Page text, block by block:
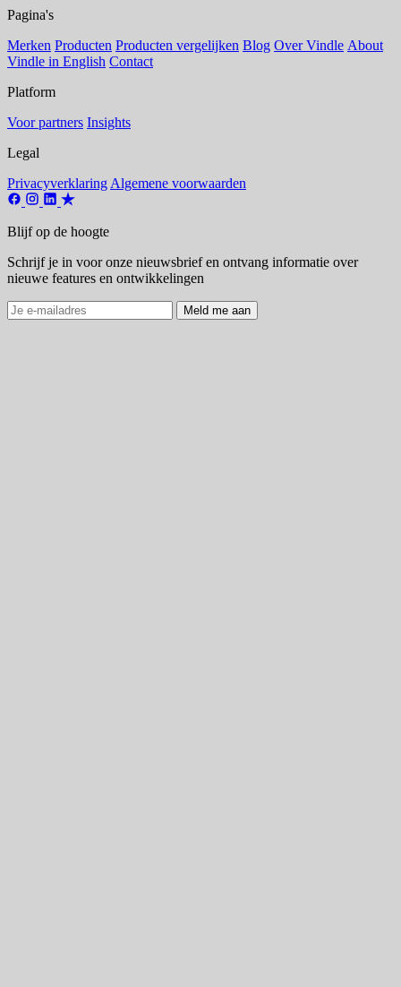
Pagina's
Merken Producten Producten vergelijken Blog Over Vindle About
Vindle in English Contact
Platform
Voor partners Insights
Legal
Privacyverklaring Algemene voorwaarden
Blijf op de hoogte
Schrijf je in voor onze nieuwsbrief en ontvang informatie over
nieuwe features en ontwikkelingen
Meld me aan